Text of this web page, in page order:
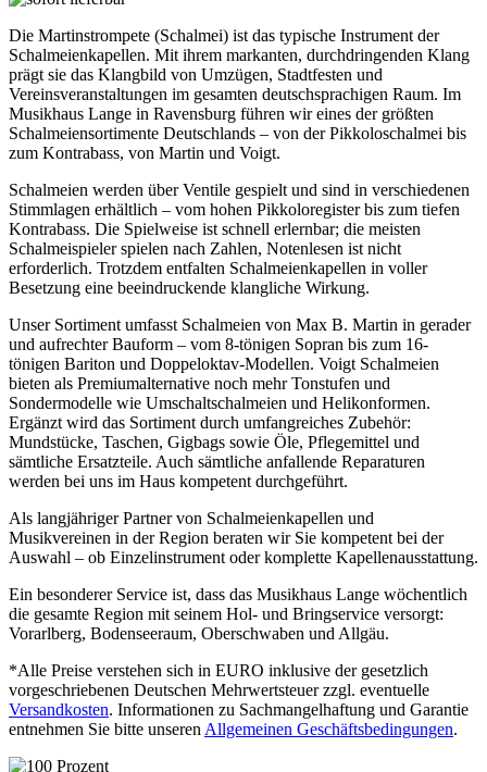
Die Martinstrompete (Schalmei) ist das typische Instrument der
Schalmeienkapellen. Mit ihrem markanten, durchdringenden Klang
prägt sie das Klangbild von Umzügen, Stadtfesten und
Vereinsveranstaltungen im gesamten deutschsprachigen Raum. Im
Musikhaus Lange in Ravensburg führen wir eines der größten
Schalmeiensortimente Deutschlands – von der Pikkoloschalmei bis
zum Kontrabass, von Martin und Voigt.
Schalmeien werden über Ventile gespielt und sind in verschiedenen
Stimmlagen erhältlich – vom hohen Pikkoloregister bis zum tiefen
Kontrabass. Die Spielweise ist schnell erlernbar; die meisten
Schalmeispieler spielen nach Zahlen, Notenlesen ist nicht
erforderlich. Trotzdem entfalten Schalmeienkapellen in voller
Besetzung eine beeindruckende klangliche Wirkung.
Unser Sortiment umfasst Schalmeien von Max B. Martin in gerader
und aufrechter Bauform – vom 8-tönigen Sopran bis zum 16-
tönigen Bariton und Doppeloktav-Modellen. Voigt Schalmeien
bieten als Premiumalternative noch mehr Tonstufen und
Sondermodelle wie Umschaltschalmeien und Helikonformen.
Ergänzt wird das Sortiment durch umfangreiches Zubehör:
Mundstücke, Taschen, Gigbags sowie Öle, Pflegemittel und
sämtliche Ersatzteile. Auch sämtliche anfallende Reparaturen
werden bei uns im Haus kompetent durchgeführt.
Als langjähriger Partner von Schalmeienkapellen und
Musikvereinen in der Region beraten wir Sie kompetent bei der
Auswahl – ob Einzelinstrument oder komplette Kapellenausstattung.
Ein besonderer Service ist, dass das Musikhaus Lange wöchentlich
die gesamte Region mit seinem Hol- und Bringservice versorgt:
Vorarlberg, Bodenseeraum, Oberschwaben und Allgäu.
*Alle Preise verstehen sich in EURO inklusive der gesetzlich
vorgeschriebenen Deutschen Mehrwertsteuer zzgl. eventuelle
Versandkosten. Informationen zu Sachmangelhaftung und Garantie
entnehmen Sie bitte unserenAllgemeinen Geschäftsbedingungen.